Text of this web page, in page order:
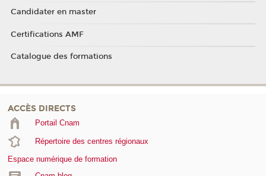
Candidater en master
Certifications AMF
Catalogue des formations
ACCÈS DIRECTS
Portail Cnam
Répertoire des centres régionaux
Espace numérique de formation